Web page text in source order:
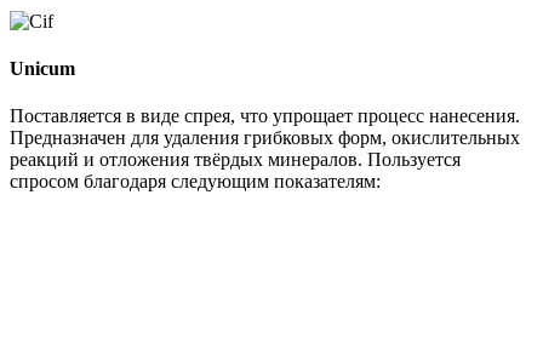
Unicum
Поставляется в виде спрея, что упрощает процесс нанесения.
Предназначен для удаления грибковых форм, окислительных
реакций и отложения твёрдых минералов. Пользуется
спросом благодаря следующим показателям: